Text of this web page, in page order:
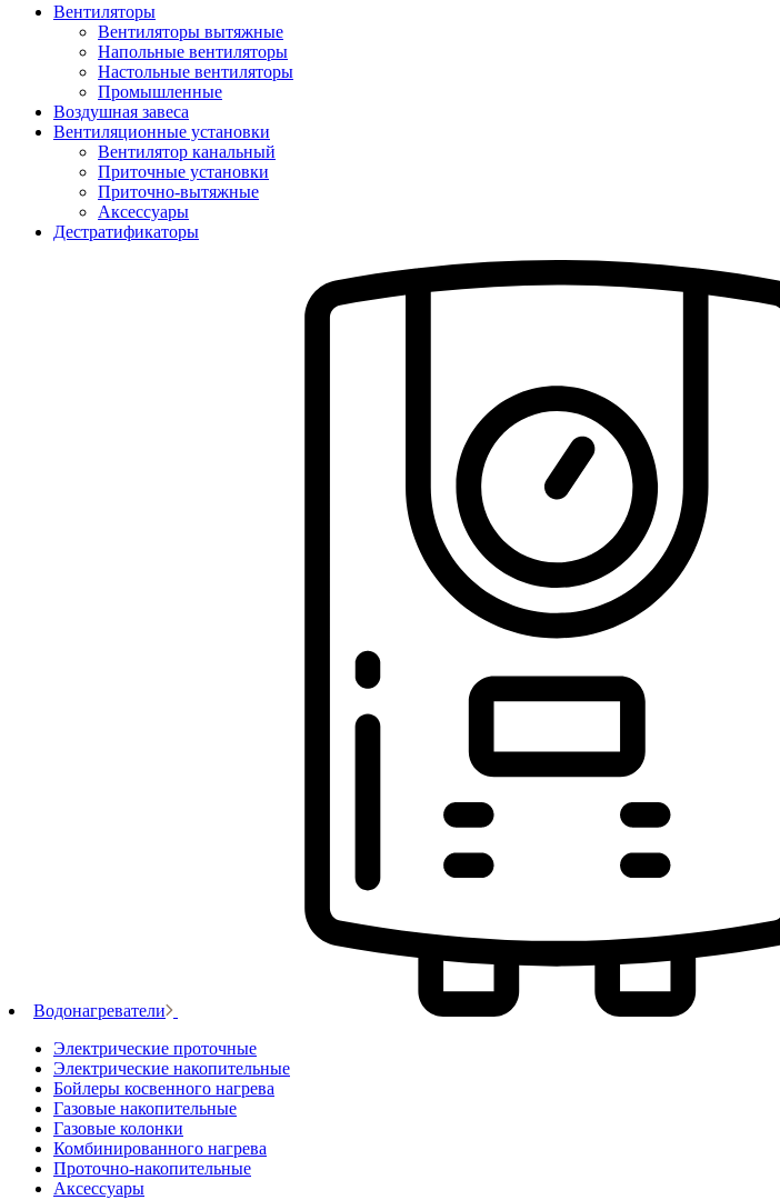
Вентиляторы
Вентиляторы вытяжные
Напольные вентиляторы
Настольные вентиляторы
Промышленные
Воздушная завеса
Вентиляционные установки
Вентилятор канальный
Приточные установки
Приточно-вытяжные
Аксессуары
Дестратификаторы
Водонагреватели
Электрические проточные
Электрические накопительные
Бойлеры косвенного нагрева
Газовые накопительные
Газовые колонки
Комбинированного нагрева
Проточно-накопительные
Аксессуары